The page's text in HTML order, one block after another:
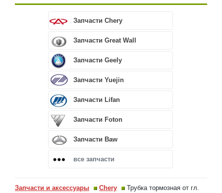
Запчасти Chery
Запчасти Great Wall
Запчасти Geely
Запчасти Yuejin
Запчасти Lifan
Запчасти Foton
Запчасти Baw
все запчасти
Запчасти и аксессуары Chery
Трубка тормозная от гл.